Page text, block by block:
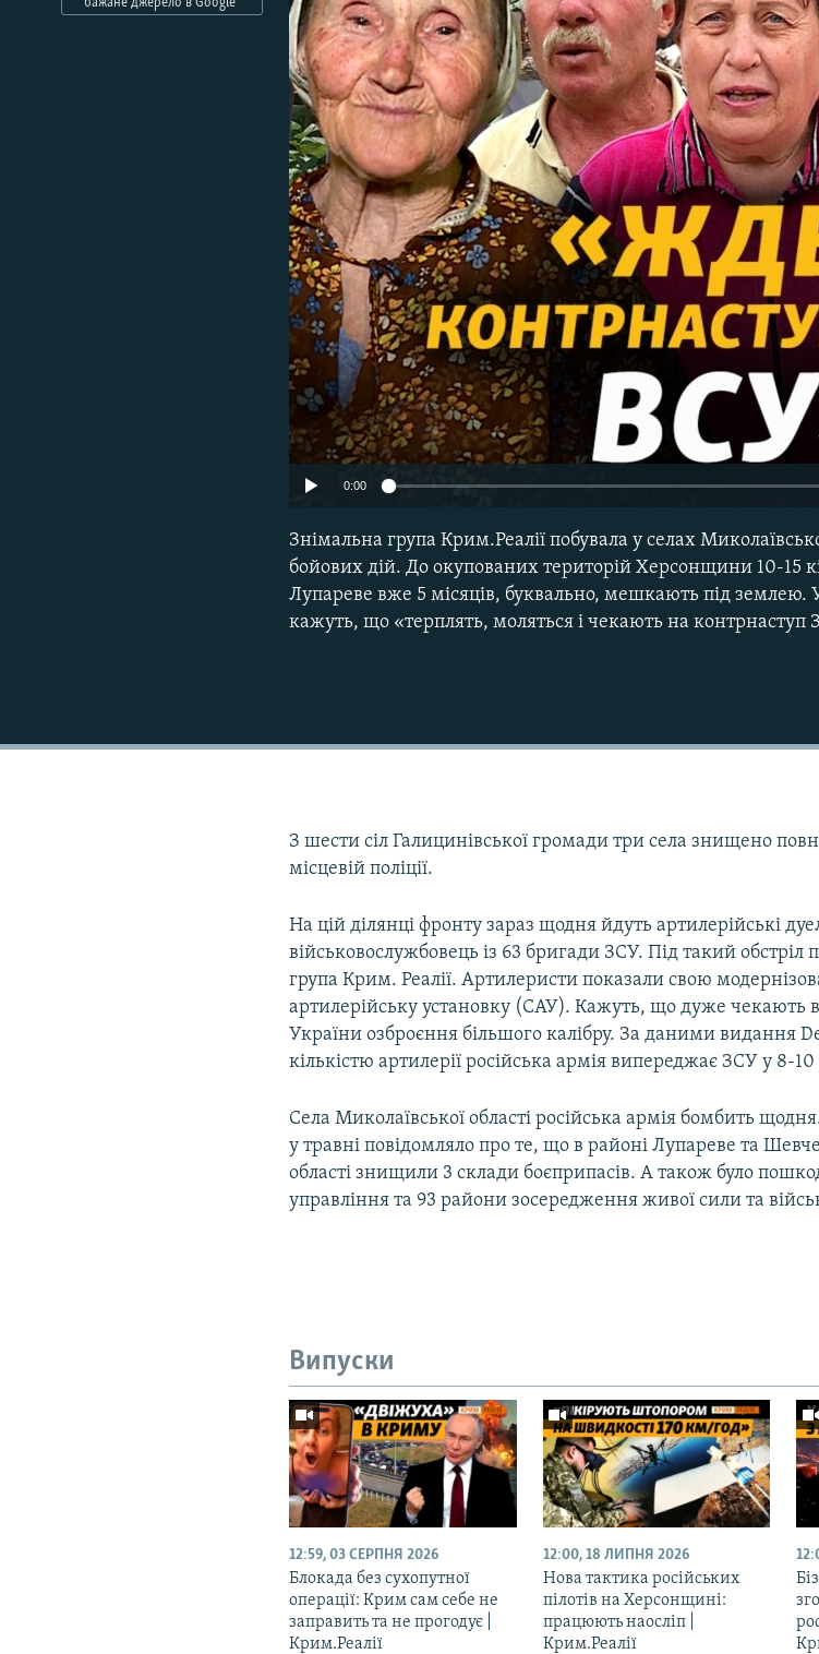
720p
No media
0:00
Знімальна група Крим.Реалії побувала у селах
бойових дій. До окупованих територій Херсонщини 10-15
Лупареве вже 5 місяців, буквально, мешкають під землею.
кажуть, що «терплять, моляться і чекають на контрнаступ
З шести сіл Галицинівської громади три села знищено
місцевій поліції.
На цій ділянці фронту зараз щодня йдуть артилерійські
військовослужбовець із 63 бригади ЗСУ. Під такий обстріл
група Крим. Реалії. Артилеристи показали свою
артилерійську установку (САУ). Кажуть, що дуже чекають
України озброєння більшого калібру. За даними видання
кількістю артилерії російська армія випереджає ЗСУ у 8-10
Села Миколаївської області російська армія бомбить
у травні повідомляло про те, що в районі Лупареве та
області знищили 3 склади боєприпасів. А також було
управління та 93 райони зосередження живої сили та
Випуски
12:59, 03 СЕРПНЯ 2026
Блокада без сухопутної
операції: Крим сам себе не
заправить та не прогодує |
Крим.Реалії
12:00, 18 ЛИПНЯ 2026
Нова тактика російських
пілотів на Херсонщині:
працюють наосліп |
Крим.Реалії